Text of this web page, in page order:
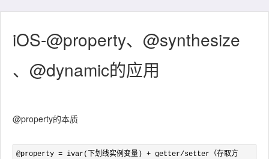
iOS-@property、@synthesize
、@dynamic的应用
@property的本质
@property = ivar(下划线实例变量) + getter/setter（存取方